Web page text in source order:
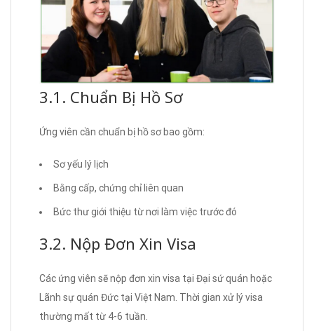
3.1. Chuẩn Bị Hồ Sơ
Ứng viên cần chuẩn bị hồ sơ bao gồm:
Sơ yếu lý lịch
Bằng cấp, chứng chỉ liên quan
Bức thư giới thiệu từ nơi làm việc trước đó
3.2. Nộp Đơn Xin Visa
Các ứng viên sẽ nộp đơn xin visa tại Đại sứ quán hoặc
Lãnh sự quán Đức tại Việt Nam. Thời gian xử lý visa
thường mất từ 4-6 tuần.